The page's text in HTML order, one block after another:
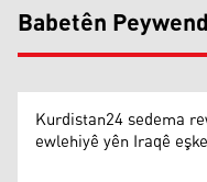
Babetên
Kurdistan24 sedema
ewlehiyê yên Iraqê